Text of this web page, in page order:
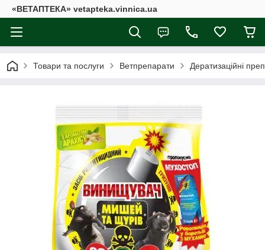
«ВЕТАПТЕКА» vetapteka.vinnica.ua
Товари та послуги Ветпрепарати Дератизаційні